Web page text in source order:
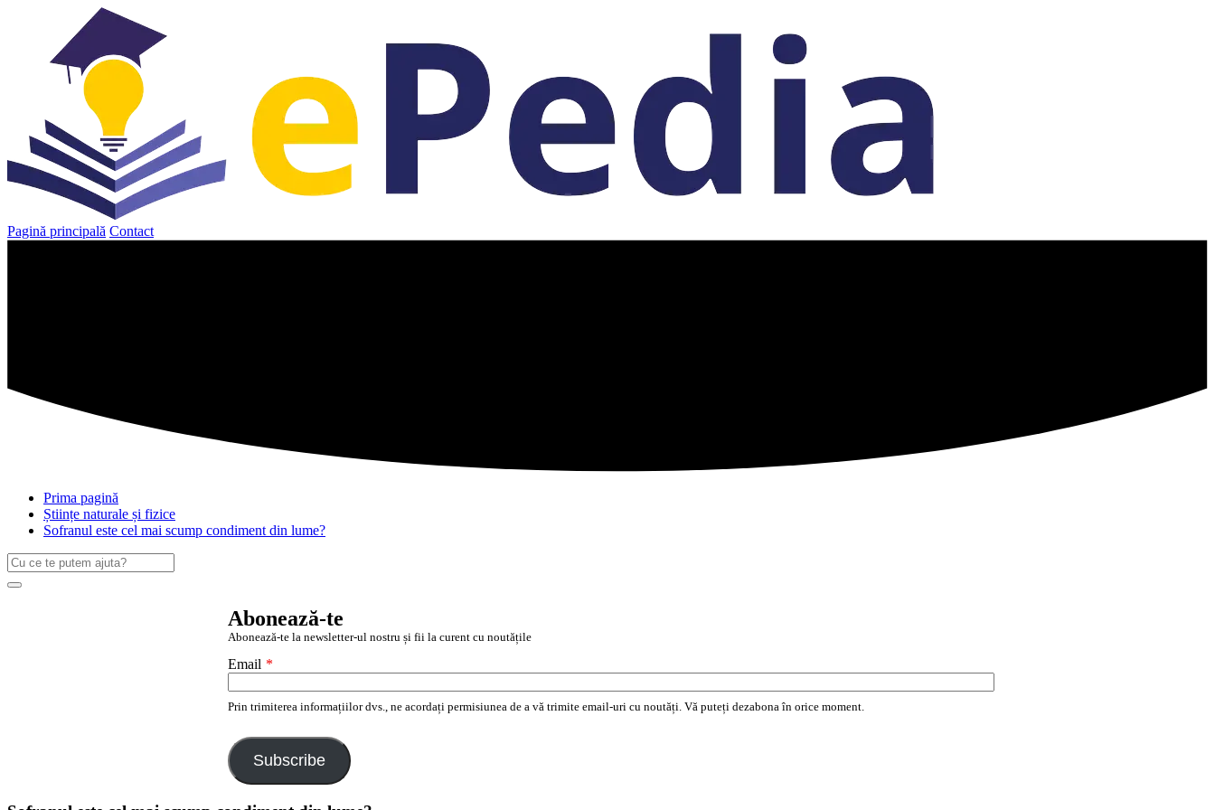
Pagină principală Contact
Prima pagină
Științe naturale și fizice
Sofranul este cel mai scump condiment din lume?
Caută
după:
Search
Abonează-te
Abonează-te la newsletter-ul nostru și fii la curent cu noutățile
Email *
Prin trimiterea informațiilor dvs., ne acordați permisiunea de a vă trimite email-uri cu noutăți. Vă puteți dezabona în orice moment.
Subscribe